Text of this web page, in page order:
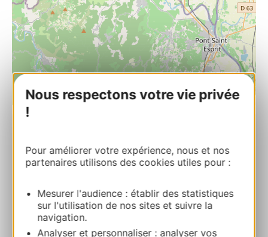
Nous respectons votre vie privée
!
Pour améliorer votre expérience, nous et nos
partenaires utilisons des cookies utiles pour :
Mesurer l'audience : établir des statistiques
sur l'utilisation de nos sites et suivre la
navigation.
Analyser et personnaliser : analyser vos
Leaflet| Map data ©OpenStreetMap contributors
13 Place du Jeu de Paume 30760 AIGUEZE
04 66 39 47 70